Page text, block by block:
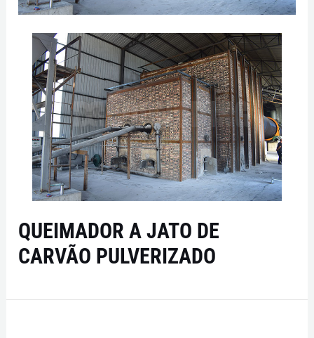
QUEIMADOR A JATO DE
CARVÃO PULVERIZADO